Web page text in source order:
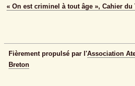
« On est criminel à tout âge », Cahier du
Fièrement propulsé par l'Association
Breton